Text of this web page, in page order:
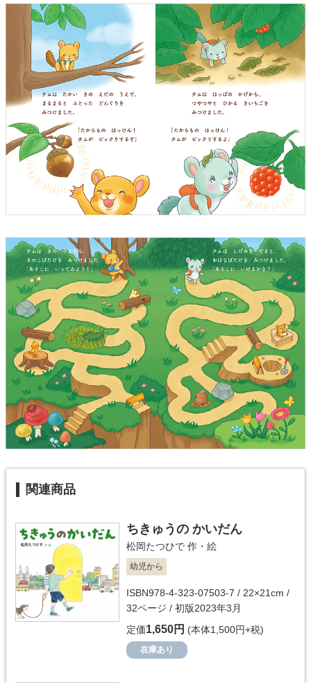
関連商品
ちきゅうの かいだん
松岡たつひで 作・絵
幼児から
ISBN978-4-323-07503-7 / 22×21cm /
32ページ / 初版2023年3月
定価1,650円 (本体1,500円+税)
在庫あり